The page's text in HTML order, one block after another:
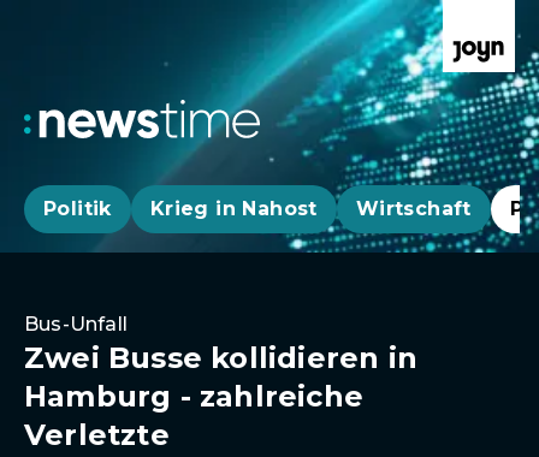
Politik Krieg in Nahost Wirtschaft
Bus-Unfall
Zwei Busse kollidieren in
Hamburg - zahlreiche
Verletzte